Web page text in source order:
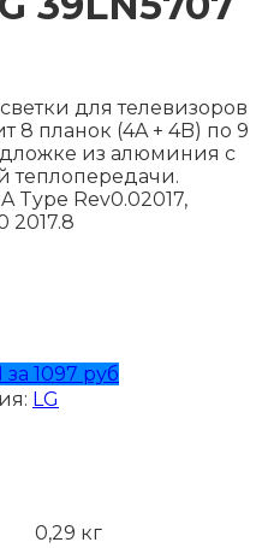
для телевизоров
8 планок (4A + 4B) по 9
из алюминия с
теплопередачи.
Type Rev0.02017,
2017.8
1097 руб
LG
0,29 кг